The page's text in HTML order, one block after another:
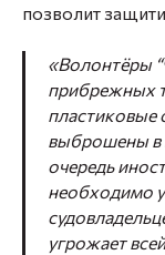
позволит
«Волонтёры
прибрежных
пластиковые
выброшены в
очередь
необходимо
угрожает